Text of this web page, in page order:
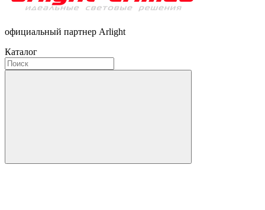
официальный партнер Arlight
Каталог